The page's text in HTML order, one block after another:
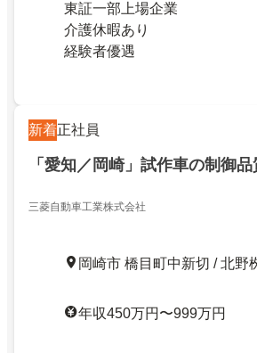
東証一部上場企業
介護休暇あり
経験者優遇
新着正社員
「愛知／岡崎」試作車の制御
三菱自動車工業株式会社
岡崎市 橋目町中新切 / 北野
年収450万円〜999万円